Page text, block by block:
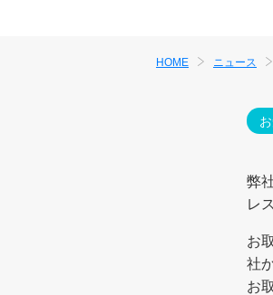
HOME ニュース
弊
レ
お
社
お